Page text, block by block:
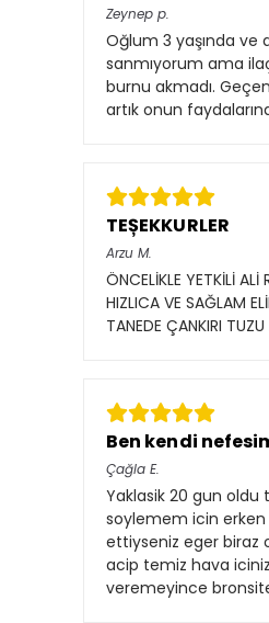
Zeynep p.
Oğlum 3 yaşında ve
sanmıyorum ama
burnu akmadı.
artık onun
TEȘEKKURLER
Arzu M.
ÖNCELİKLE YETKİLİ
HIZLICA VE SAĞLAM
TANEDE ÇANKIRI
Ben kendi
Çağla E.
Yaklasik 20 gun oldu
soylemem icin erken
ettiyseniz eger biraz
acip temiz hava
veremeyince